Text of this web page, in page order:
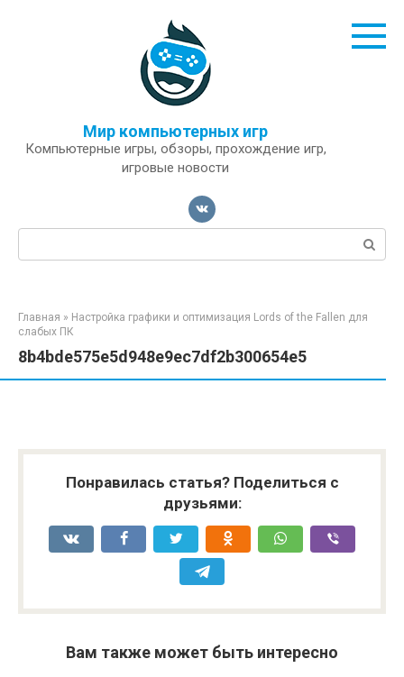
Мир компьютерных игр
Компьютерные игры, обзоры, прохождение игр,
игровые новости
Поиск:
Главная » Настройка графики и оптимизация Lords of the Fallen для
слабых ПК
8b4bde575e5d948e9ec7df2b300654e5
Понравилась статья? Поделиться с
друзьями:
Вам также может быть интересно